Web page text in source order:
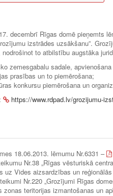
decembrī Rīgas domē pieņemts
izstrādes uzsākšanu”.
nodrošinot to atbilstību augstāka
zemesgabalu sadale,
prasības un to piemērošana;
konkursu piemērošana un
https://www.rdpad.lv/grozijumu-
18.06.2013. lēmumu Nr.6331 –
Nr.38 „Rīgas vēsturiskā
uz Vides aizsardzības un
Nr.220 „Grozījumi Rīgas
zonas teritorijas izmantošanas un